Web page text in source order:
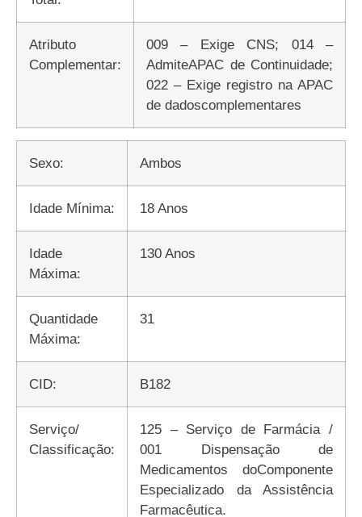
Atributo
Complementar:
009 – Exige CNS; 014 –
AdmiteAPAC de Continuidade;
022 – Exige registro na APAC
de dadoscomplementares
Sexo: Ambos
Idade Mínima: 18 Anos
Idade
Máxima:
130 Anos
Quantidade
Máxima:
31
CID: B182
Serviço/
Classificação:
125 – Serviço de Farmácia /
001 Dispensação de
Medicamentos doComponente
Especializado da Assistência
Farmacêutica.